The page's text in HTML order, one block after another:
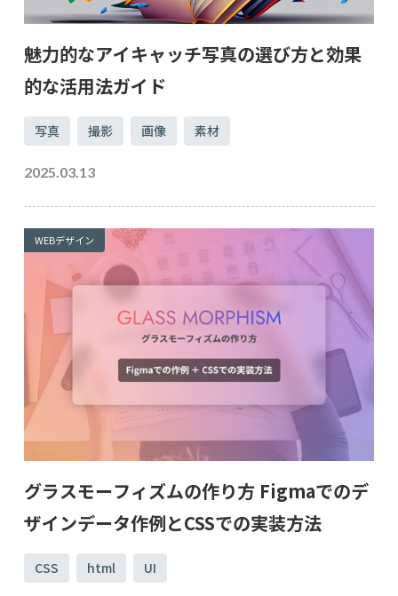
魅力的なアイキャッチ写真の選び方と効果
的な活用法ガイド
写真 撮影 画像 素材
2025.03.13
WEBデザイン
グラスモーフィズムの作り方 Figmaでのデ
ザインデータ作例とCSSでの実装方法
CSS html UI